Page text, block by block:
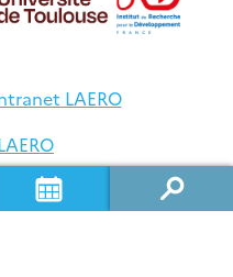
LAERO